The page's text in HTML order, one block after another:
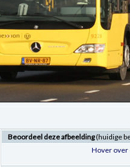
Beoordeel deze afbeelding(huidige
Hover over